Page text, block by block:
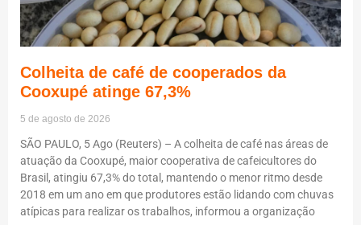
Colheita de café de cooperados da
Cooxupé atinge 67,3%
5 de agosto de 2026
SÃO PAULO, 5 Ago (Reuters) – A colheita de café nas áreas de
atuação da Cooxupé, maior cooperativa de cafeicultores do
Brasil, atingiu 67,3% do total, mantendo o menor ritmo desde
2018 em um ano em que produtores estão lidando com chuvas
atípicas para realizar os trabalhos, informou a organização